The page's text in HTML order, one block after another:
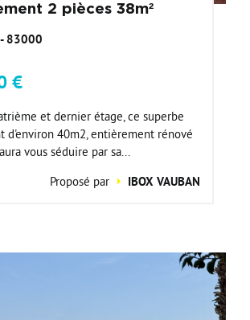
2 pièces 38m²
83000
€
et dernier étage, ce superbe
d'environ 40m2, entièrement rénové
vous séduire par sa...
Proposé par
IBOX VAUBAN